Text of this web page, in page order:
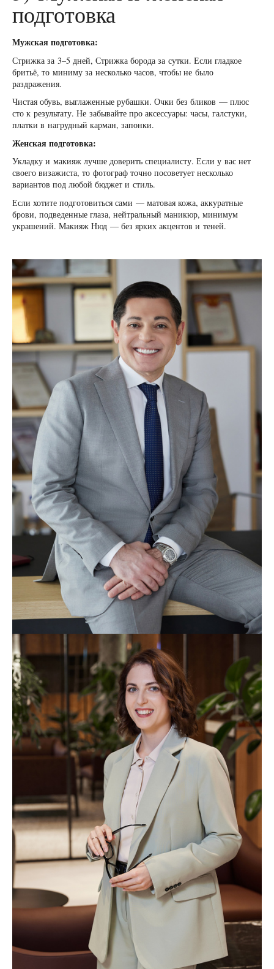
подготовка
Мужская подготовка:
Стрижка за 3–5 дней, Стрижка борода за сутки. Если гладкое
бритьё, то миниму за несколько часов, чтобы не было
раздражения.
Чистая обувь, выглаженные рубашки. Очки без бликов — плюс
сто к результату. Не забывайте про аксессуары: часы, галстуки,
платки в нагрудный карман, запонки.
Женская подготовка:
Укладку и макияж лучше доверить специалисту. Если у вас нет
своего визажиста, то фотограф точно посоветует несколько
вариантов под любой бюджет и стиль.
Если хотите подготовиться сами — матовая кожа, аккуратные
брови, подведенные глаза, нейтральный маникюр, минимум
украшений. Макияж Нюд — без ярких акцентов и теней.